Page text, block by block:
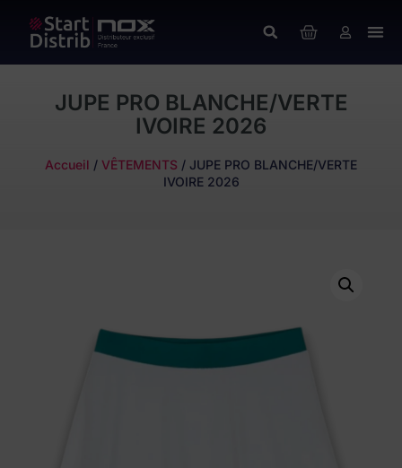
JUPE PRO BLANCHE/VERTE
IVOIRE 2026
Accueil / VÊTEMENTS / JUPE PRO BLANCHE/VERTE
IVOIRE 2026